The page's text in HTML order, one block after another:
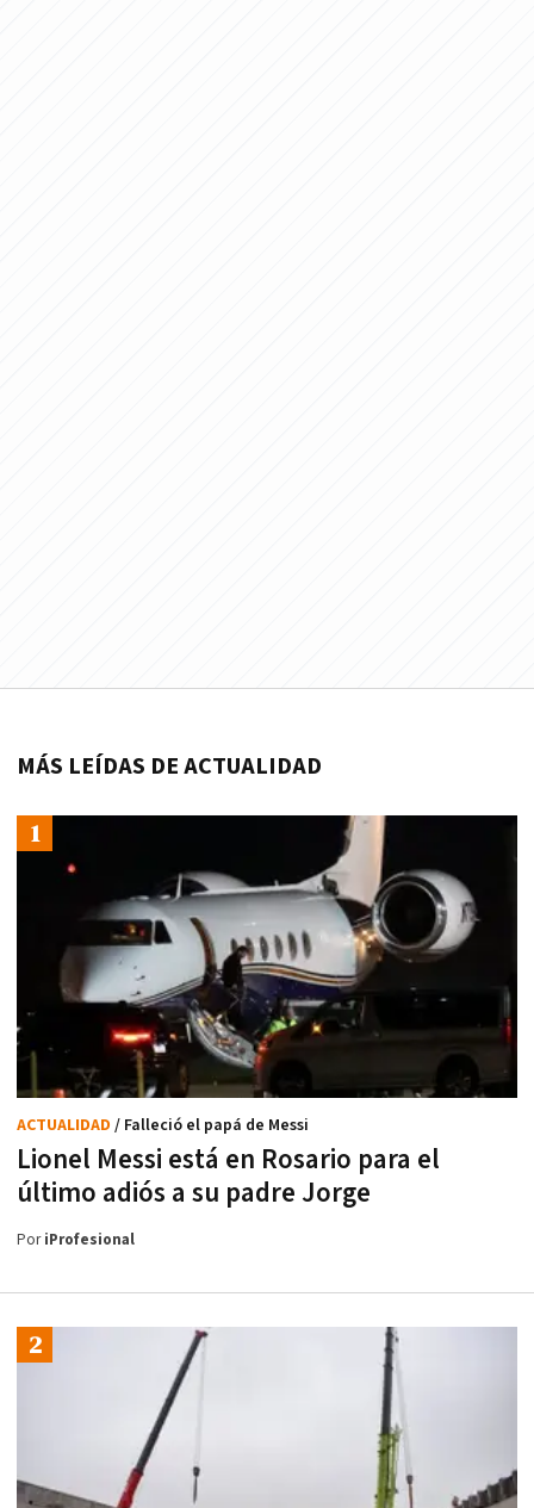
MÁS LEÍDAS DE ACTUALIDAD
Lionel Messi está en Rosario para el
último adiós a su padre Jorge
ACTUALIDAD / Falleció el papá de Messi
PoriProfesional